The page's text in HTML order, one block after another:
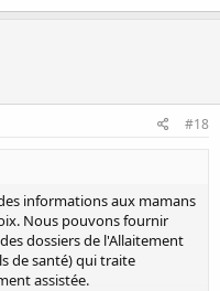
#18
informations aux mamans
Nous pouvons fournir
dossiers de l'Allaitement
de santé) qui traite
assistée.